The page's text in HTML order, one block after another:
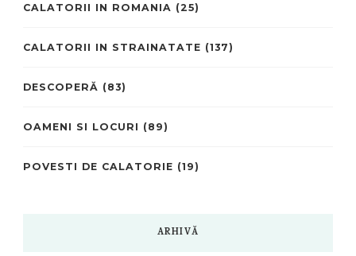
CALATORII IN ROMANIA (25)
CALATORII IN STRAINATATE (137)
DESCOPERĂ (83)
OAMENI SI LOCURI (89)
POVESTI DE CALATORIE (19)
ARHIVĂ